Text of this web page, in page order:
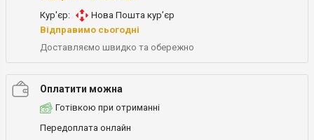
Кур'єр:
Нова Пошта кур’єр
Відправимо сьогодні
Доставляємо швидко та обережно
Оплатити можна
Готівкою при отриманні
Передоплата онлайн